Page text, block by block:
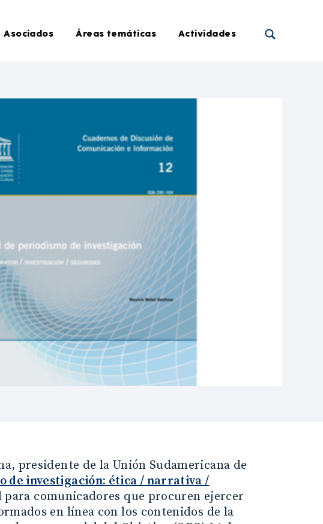
Asociados Áreas temáticas Actividades
presidente de la Unión Sudamericana de
de investigación: ética / narrativa /
comunicadores que procuren ejercer
en línea con los contenidos de la